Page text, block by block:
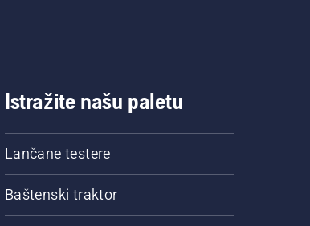
Istražite našu paletu
Lančane testere
Baštenski traktor